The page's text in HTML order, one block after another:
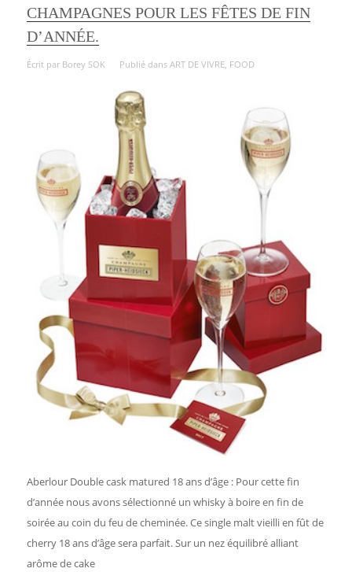
CHAMPAGNES POUR LES FÊTES DE FIN
D’ANNÉE.
Écrit par Borey SOK Publié dans ART DE VIVRE, FOOD
Aberlour Double cask matured 18 ans d’âge : Pour cette fin
d’année nous avons sélectionné un whisky à boire en fin de
soirée au coin du feu de cheminée. Ce single malt vieilli en fût de
cherry 18 ans d’âge sera parfait. Sur un nez équilibré alliant
arôme de cake